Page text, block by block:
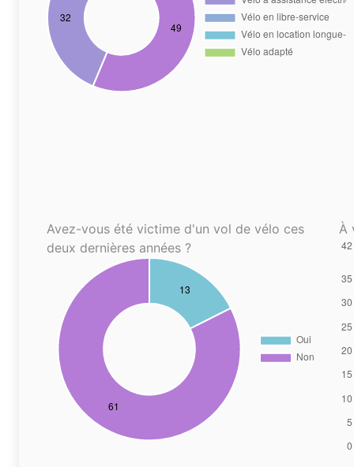
Avez-vous été victime d'un vol de vélo ces
deux dernières années ?
À